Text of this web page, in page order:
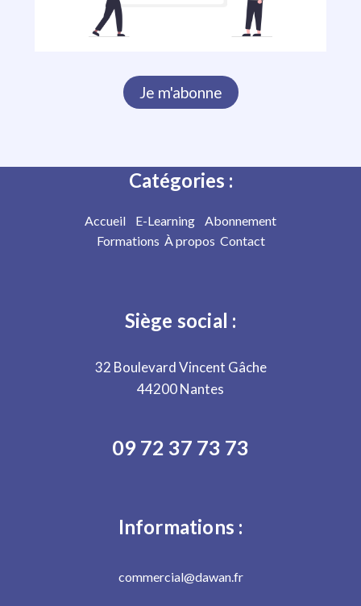
Je m'abonne
Catégories :
Accueil E-Learning
Abonnement
Formations À propos Contact
Siège social :
32 Boulevard Vincent Gâche
44200 Nantes
09 72 37 73 73
Informations :
commercial@dawan.fr